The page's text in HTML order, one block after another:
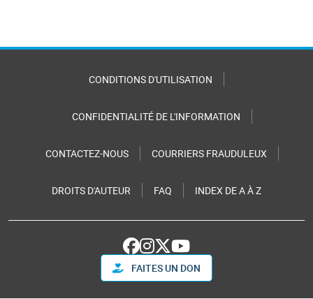
CONDITIONS D'UTILISATION
CONFIDENTIALITÉ DE L'INFORMATION
CONTACTEZ-NOUS COURRIERS FRAUDULEUX
DROITS D'AUTEUR FAQ INDEX DE A À Z
FAITES UN DON